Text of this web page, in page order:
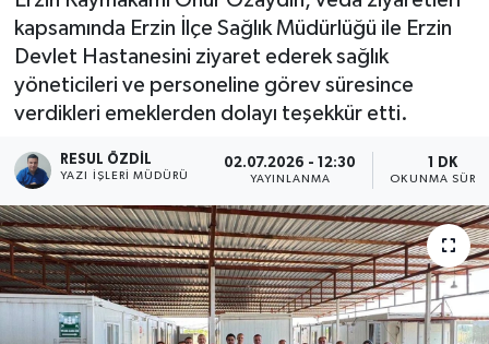
kapsamında Erzin İlçe Sağlık Müdürlüğü ile Erzin
Devlet Hastanesini ziyaret ederek sağlık
yöneticileri ve personeline görev süresince
verdikleri emeklerden dolayı teşekkür etti.
RESUL ÖZDIL
YAZI İŞLERI MÜDÜRÜ
02.07.2026 - 12:30
YAYINLANMA
1 DK
OKUNMA